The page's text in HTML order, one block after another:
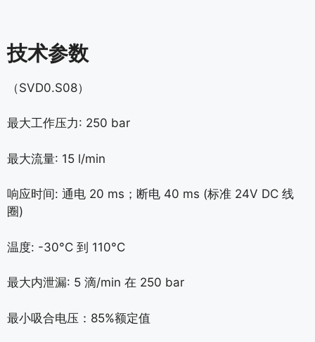
技术参数
（SVD0.S08）
最大工作压力: 250 bar
最大流量: 15 l/min
响应时间: 通电 20 ms；断电 40 ms (标准 24V DC 线
圈)
温度: -30°C 到 110°C
最大内泄漏: 5 滴/min 在 250 bar
最小吸合电压：85%额定值